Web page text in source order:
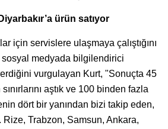
ürün satıyor
için servislere ulaşmaya çalıştığını
medyada bilgilendirici
vurgulayan Kurt, "Sonuçta 45
aştık ve 100 binden fazla
dört bir yanından bizi takip eden,
Rize, Trabzon, Samsun, Ankara,